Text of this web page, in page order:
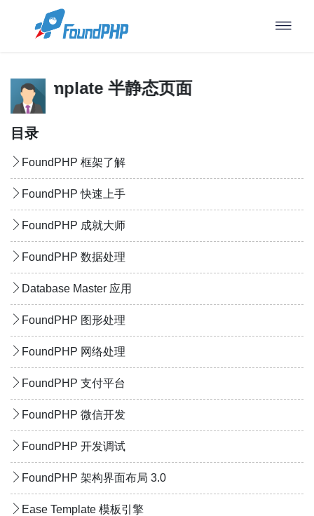
Template 半静态页面
目录
FoundPHP 框架了解
FoundPHP 快速上手
FoundPHP 成就大师
FoundPHP 数据处理
Database Master 应用
FoundPHP 图形处理
FoundPHP 网络处理
FoundPHP 支付平台
FoundPHP 微信开发
FoundPHP 开发调试
FoundPHP 架构界面布局 3.0
Ease Template 模板引擎